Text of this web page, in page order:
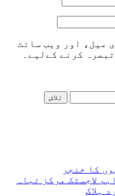
میل، اور ویب سائٹ
کرنے کےلیے۔
کا خنجر
لاجسٹک مرکز تباہ